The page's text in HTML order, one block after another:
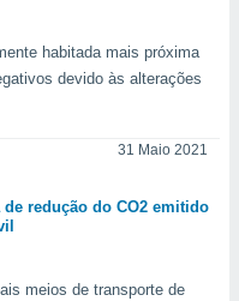
habitada mais próxima
devido às alterações
31 Maio 2021
de redução do CO2 emitido
meios de transporte de